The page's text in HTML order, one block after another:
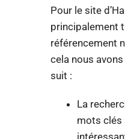
Pour le site
principalement
référencement
cela nous
suit :
La
mots clés